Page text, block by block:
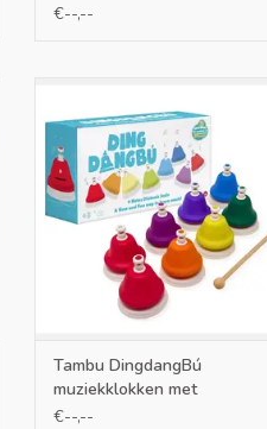
€--,--
leuke instrumenten waar kinderen
op drukken voor de klank.
TOEVOEGEN AAN WINKELWAGEN
Tambu DingdangBú
muziekklokken met
drukknop
€--,--